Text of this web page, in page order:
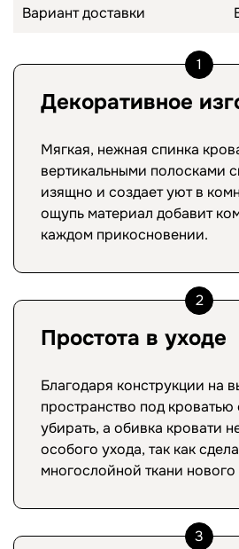
Вариант доставки
1
Декоративное
Мягкая, нежная спинка
вертикальными полосками
изящно и создает уют в
ощупь материал добавит
каждом прикосновении.
2
Простота в уходе
Благодаря конструкции на
пространство под кроватью
убирать, а обивка кровати
особого ухода, так как
многослойной ткани
3